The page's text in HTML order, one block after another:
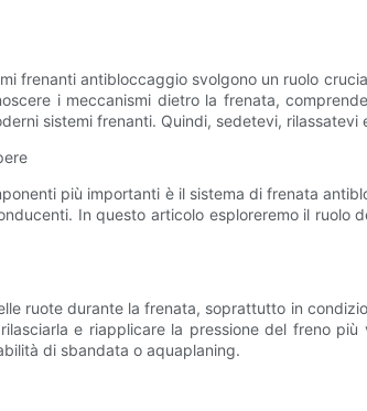
frenanti antibloccaggio svolgono un ruolo
i meccanismi dietro la frenata,
sistemi frenanti. Quindi, sedetevi,
più importanti è il sistema di frenata
In questo articolo esploreremo il ruolo
ruote durante la frenata, soprattutto in
e riapplicare la pressione del freno
di sbandata o aquaplaning.